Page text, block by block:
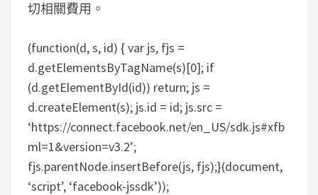
切相關費用。
(function(d, s, id) { var js, fjs =
d.getElementsByTagName(s)[0]; if
(d.getElementById(id)) return; js =
d.createElement(s); js.id = id; js.src =
‘https://connect.facebook.net/en_US/sdk.js#xfb
ml=1&version=v3.2’;
fjs.parentNode.insertBefore(js, fjs);}(document,
‘script’, ‘facebook-jssdk’));